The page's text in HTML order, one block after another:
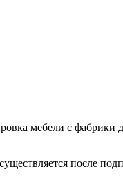
мебели с фабрики
после